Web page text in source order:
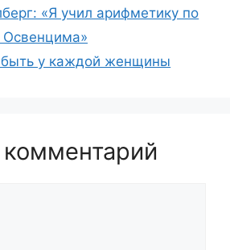
«Я учил арифметику по
Освенцима»
у каждой женщины
комментарий